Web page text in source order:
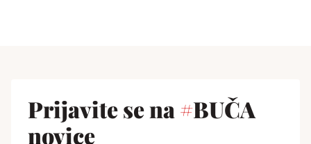
Prijavite se na#BUČA
novice